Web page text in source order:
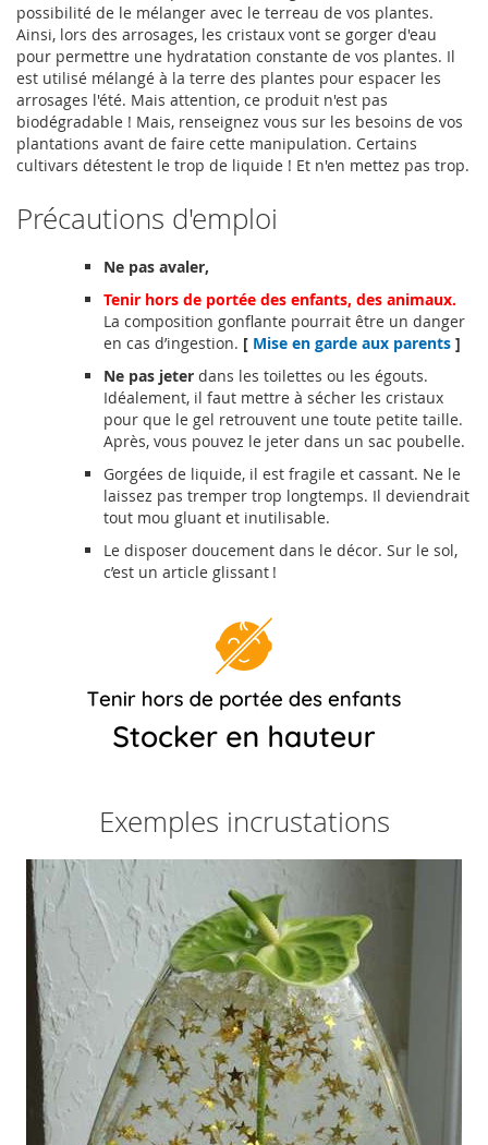
possibilité de le mélanger avec le terreau de vos plantes.
Ainsi, lors des arrosages, les cristaux vont se gorger d'eau
pour permettre une hydratation constante de vos plantes. Il
est utilisé mélangé à la terre des plantes pour espacer les
arrosages l'été. Mais attention, ce produit n'est pas
biodégradable ! Mais, renseignez vous sur les besoins de vos
plantations avant de faire cette manipulation. Certains
cultivars détestent le trop de liquide ! Et n'en mettez pas trop.
Précautions d'emploi
Ne pas avaler,
Tenir hors de portée des enfants, des animaux.
La composition gonflante pourrait être un danger
en cas d’ingestion. [ Mise en garde aux parents ]
Ne pas jeter dans les toilettes ou les égouts.
Idéalement, il faut mettre à sécher les cristaux
pour que le gel retrouvent une toute petite taille.
Après, vous pouvez le jeter dans un sac poubelle.
Gorgées de liquide, il est fragile et cassant. Ne le
laissez pas tremper trop longtemps. Il deviendrait
tout mou gluant et inutilisable.
Le disposer doucement dans le décor. Sur le sol,
c’est un article glissant !
Exemples incrustations